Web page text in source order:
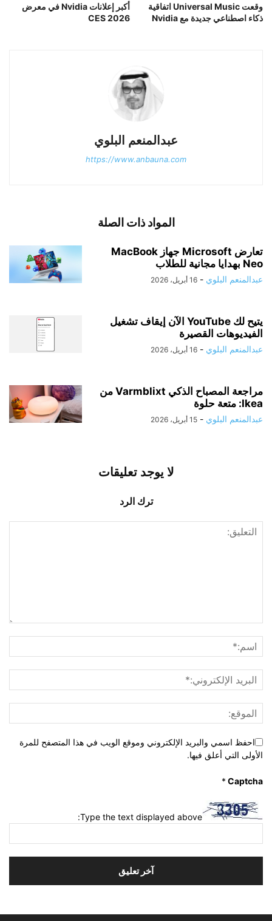
أكبر إعلانات Nvidia في معرض
CES 2026
وقعت Universal Music اتفاقية
ذكاء اصطناعي جديدة مع Nvidia
عبدالمنعم البلوي
https://www.anbauna.com
المواد ذات الصلة
تعارض Microsoft جهاز MacBook
Neo بهدايا مجانية للطلاب
عبدالمنعم البلوي - 16 أبريل، 2026
يتيح لك YouTube الآن إيقاف تشغيل
الفيديوهات القصيرة
عبدالمنعم البلوي - 16 أبريل، 2026
مراجعة المصباح الذكي Varmblixt من
Ikea: متعة حلوة
عبدالمنعم البلوي - 15 أبريل، 2026
لا يوجد تعليقات
ترك الرد
احفظ اسمي والبريد الإلكتروني وموقع الويب في هذا المتصفح للمرة
الأولى التي أعلق فيها.
Captcha
*
Type the text displayed above: